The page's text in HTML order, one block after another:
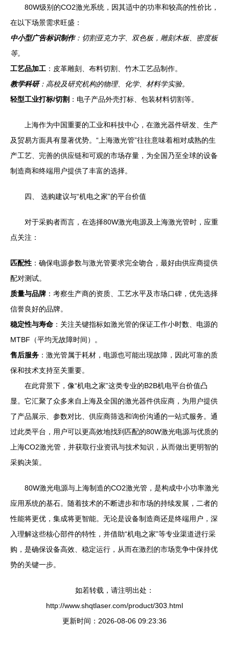
80W级别的CO2激光系统，因其适中的功率和较高的性价比，
在以下场景需求旺盛：
中小型广告标识制作：切割亚克力字、双色板，雕刻木板、密度板
等。
工艺品加工 ：皮革雕刻、布料切割、竹木工艺品制作。
教学科研：高校及研究机构的物理、化学、材料学实验。
轻型工业打标/切割 ：电子产品外壳打标、包装材料切割等。
上海作为中国重要的工业和科技中心，在激光器件研发、生产
及贸易方面具有显著优势。“上海激光管”往往意味着相对成熟的生
产工艺、完善的供应链和可观的市场存量，为全国乃至全球的设备
制造商和终端用户提供了丰富的选择。
四、 选购建议与“机电之家”的平台价值
对于采购者而言，在选择80W激光电源及上海激光管时，应重
点关注：
匹配性 ：确保电源参数与激光管要求完全吻合，最好由供应商提供
配对测试。
质量与品牌 ：考察生产商的资质、工艺水平及市场口碑，优先选择
信誉良好的品牌。
稳定性与寿命 ：关注关键指标如激光管的保证工作小时数、电源的
MTBF（平均无故障时间）。
售后服务 ：激光管属于耗材，电源也可能出现故障，因此可靠的质
保和技术支持至关重要。
在此背景下，像“机电之家”这类专业的B2B机电平台价值凸
显。它汇聚了众多来自上海及全国的激光器件供应商，为用户提供
了产品展示、参数对比、供应商筛选和询价沟通的一站式服务。通
过此类平台，用户可以更高效地找到匹配的80W激光电源与优质的
上海CO2激光管，并获取行业资讯与技术知识，从而做出更明智的
采购决策。
80W激光电源与上海制造的CO2激光管，是构成中小功率激光
应用系统的基石。随着技术的不断进步和市场的持续发展，二者的
性能将更优，集成将更智能。无论是设备制造商还是终端用户，深
入理解这些核心部件的特性，并借助“机电之家”等专业渠道进行采
购，是确保设备高效、稳定运行，从而在激烈的市场竞争中保持优
势的关键一步。
如若转载，请注明出处：
http://www.shqtlaser.com/product/303.html
更新时间：2026-08-06 09:23:36